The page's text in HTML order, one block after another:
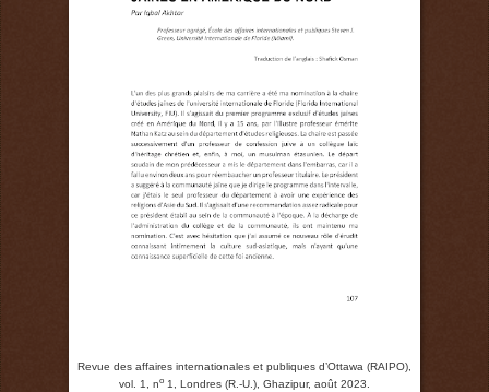
Revue des affaires internationales et publiques d’Ottawa (RAIPO),
vol. 1, no 1, Londres (R.-U.), Ghazipur, août 2023.